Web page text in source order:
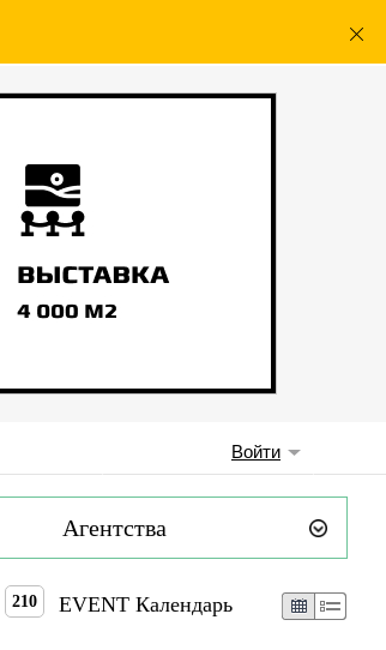
Войти
Агентства
210 EVENT Календарь